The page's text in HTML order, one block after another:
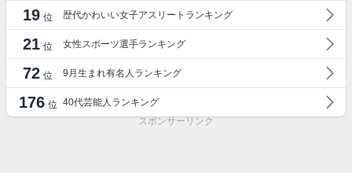
19 位 歴代かわいい女子アスリートランキング
21 位 女性スポーツ選手ランキング
72 位 9月生まれ有名人ランキング
176 位 40代芸能人ランキング
スポンサーリンク